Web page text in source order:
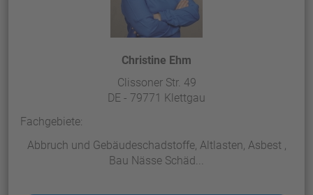
Christine Ehm
Clissoner Str. 49
DE - 79771 Klettgau
Fachgebiete:
Abbruch und Gebäudeschadstoffe, Altlasten, Asbest ,
Bau Nässe Schäd...